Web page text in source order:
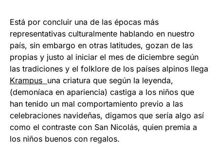
Está por concluir una de las épocas más
representativas culturalmente hablando en nuestro
país, sin embargo en otras latitudes, gozan de las
propias y justo al iniciar el mes de diciembre según
las tradiciones y el folklore de los países alpinos llega
Krampus una criatura que según la leyenda,
(demoníaca en apariencia) castiga a los niños que
han tenido un mal comportamiento previo a las
celebraciones navideñas, digamos que sería algo así
como el contraste con San Nicolás, quien premia a
los niños buenos con regalos.